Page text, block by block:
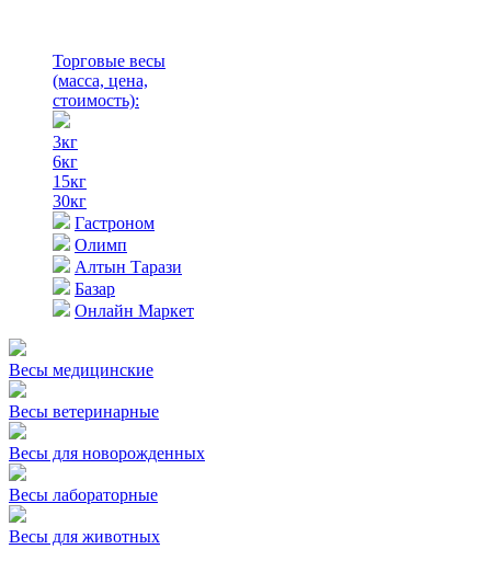
Торговые весы
(масса, цена,
стоимость):
3кг
6кг
15кг
30кг
Гастроном
Олимп
Алтын Тарази
Базар
Онлайн Маркет
Весы медицинские
Весы ветеринарные
Весы для новорожденных
Весы лабораторные
Весы для животных